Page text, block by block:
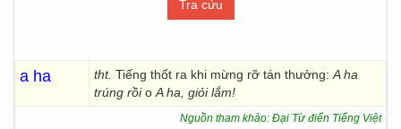
a ha tht. Tiếng thốt ra khi mừng rỡ tán thưởng: A ha
trúng rồio A ha, giỏi lắm!
Nguồn tham khảo: Đại Từ điển Tiếng Việt